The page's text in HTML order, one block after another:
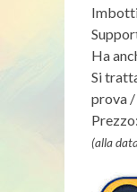
Ha
Si
prova
Prezzo:
(alla